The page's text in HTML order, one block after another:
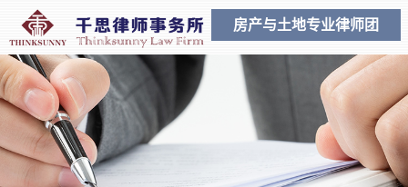
房产与土地专业律师团